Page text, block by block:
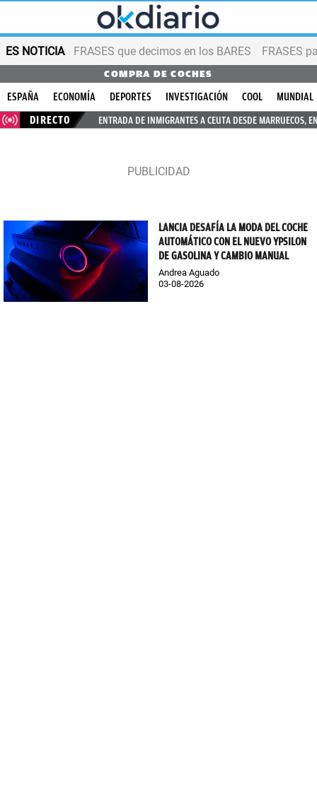
ES NOTICIA FRASES que decimos en los BARES FRASES
COMPRA DE COCHES
ESPAÑA ECONOMÍA DEPORTES INVESTIGACIÓN COOL
MUNDIAL
DIRECTO
ENTRADA DE INMIGRANTES A CEUTA DESDE MARRUECOS,
LANCIA DESAFÍA LA MODA DEL COCHE
AUTOMÁTICO CON EL NUEVO YPSILON
DE GASOLINA Y CAMBIO MANUAL
Andrea Aguado
03-08-2026